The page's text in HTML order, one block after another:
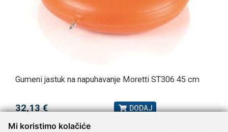
Mi koristimo kolačiće
Gumeni jastuk na napuhavanje Moretti ST306 45 cm
32,13 € DODAJ